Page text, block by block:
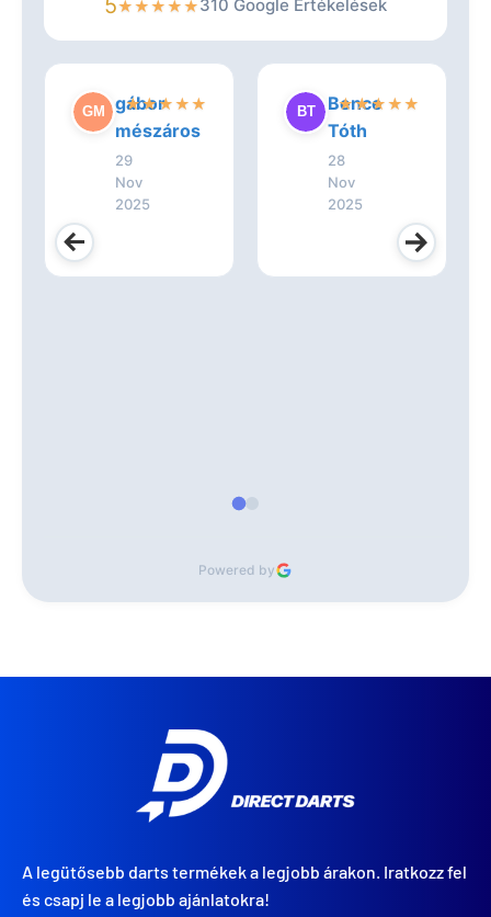
5★★★★★310 Google Értékelések
gábor
mészáros
29
Nov
2025
★★★★★
Bence
Tóth
28
Nov
2025
★★★★★
Powered by
A legütősebb darts termékek a legjobb árakon. Iratkozz fel
és csapj le a legjobb ajánlatokra!